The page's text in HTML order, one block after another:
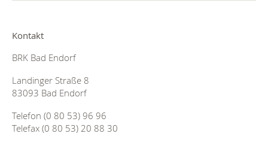
Kontakt
BRK Bad Endorf
Landinger Straße 8
83093 Bad Endorf
Telefon (0 80 53) 96 96
Telefax (0 80 53) 20 88 30